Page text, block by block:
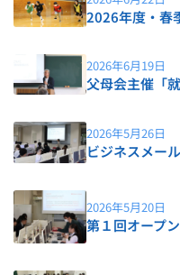
2026年度・春
2026年6月19日
父母会主催「
2026年5月26日
ビジネスメー
2026年5月20日
第１回オープ